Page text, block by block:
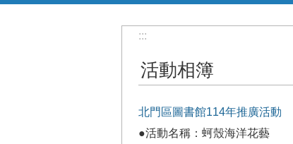
:::
活動相簿
北門區圖書館114年推廣活動
●活動名稱：蚵殼海洋花藝